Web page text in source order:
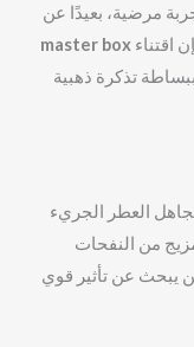
مرضية، بعيدًا عن
اقتناءmaster box
تذكرة ذهبية
تجاهل العطر الجريء
من النفحات
يبحث عن تأثير قوي